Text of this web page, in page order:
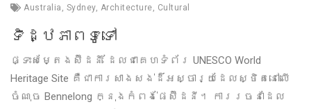
Australia
Sydney, Architecture Cultural
ទិដ្ឋភាពទូទៅ
ផ្ទះសម្តែងស៊ីដនី ដែលជាគេហទំព័រ UNESCO World
Heritage Site គឺជាការសាងសង់ដ៏អស្ចារ្យដែលស្ថិតនៅលើ
ចំណុច Bennelong ក្នុងកំពង់ផែស៊ីដនី។ ការរចនាដែល